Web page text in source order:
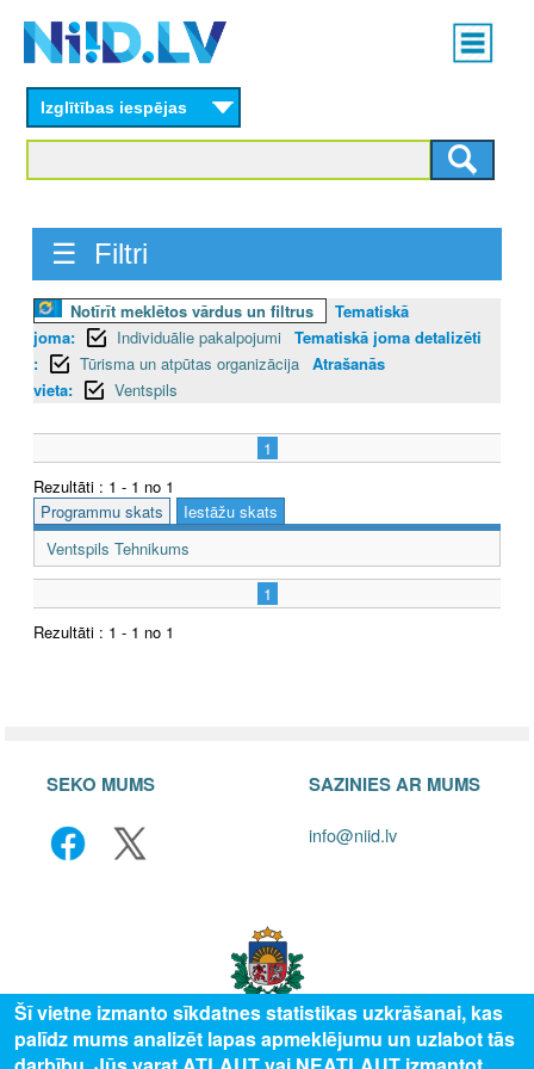
content
Main
menu
Izglītības iespējas
☰ Filtri
Notīrīt meklētos vārdus un filtrus
Tematiskā
joma:
Individuālie pakalpojumi
Tematiskā joma detalizēti
:
Tūrisma un atpūtas organizācija Atrašanās
vieta:
Ventspils
1
Rezultāti : 1 - 1 no 1
Programmu skats
Iestāžu skats
Ventspils Tehnikums
1
Rezultāti : 1 - 1 no 1
SEKO MUMS SAZINIES AR MUMS
info@niid.lv
Šī vietne izmanto sīkdatnes statistikas uzkrāšanai, kas
palīdz mums analizēt lapas apmeklējumu un uzlabot tās